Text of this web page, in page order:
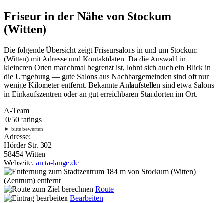
Friseur in der Nähe von Stockum
(Witten)
Die folgende Übersicht zeigt Friseursalons in und um Stockum
(Witten) mit Adresse und Kontaktdaten. Da die Auswahl in
kleineren Orten manchmal begrenzt ist, lohnt sich auch ein Blick in
die Umgebung — gute Salons aus Nachbargemeinden sind oft nur
wenige Kilometer entfernt. Bekannte Anlaufstellen sind etwa Salons
in Einkaufszentren oder an gut erreichbaren Standorten im Ort.
A-Team
0/50 ratings
► bitte bewerten
Adresse:
Hörder Str. 302
58454 Witten
Webseite: anita-lange.de
184 m von Stockum (Witten)
(Zentrum) entfernt
Route
Bearbeiten